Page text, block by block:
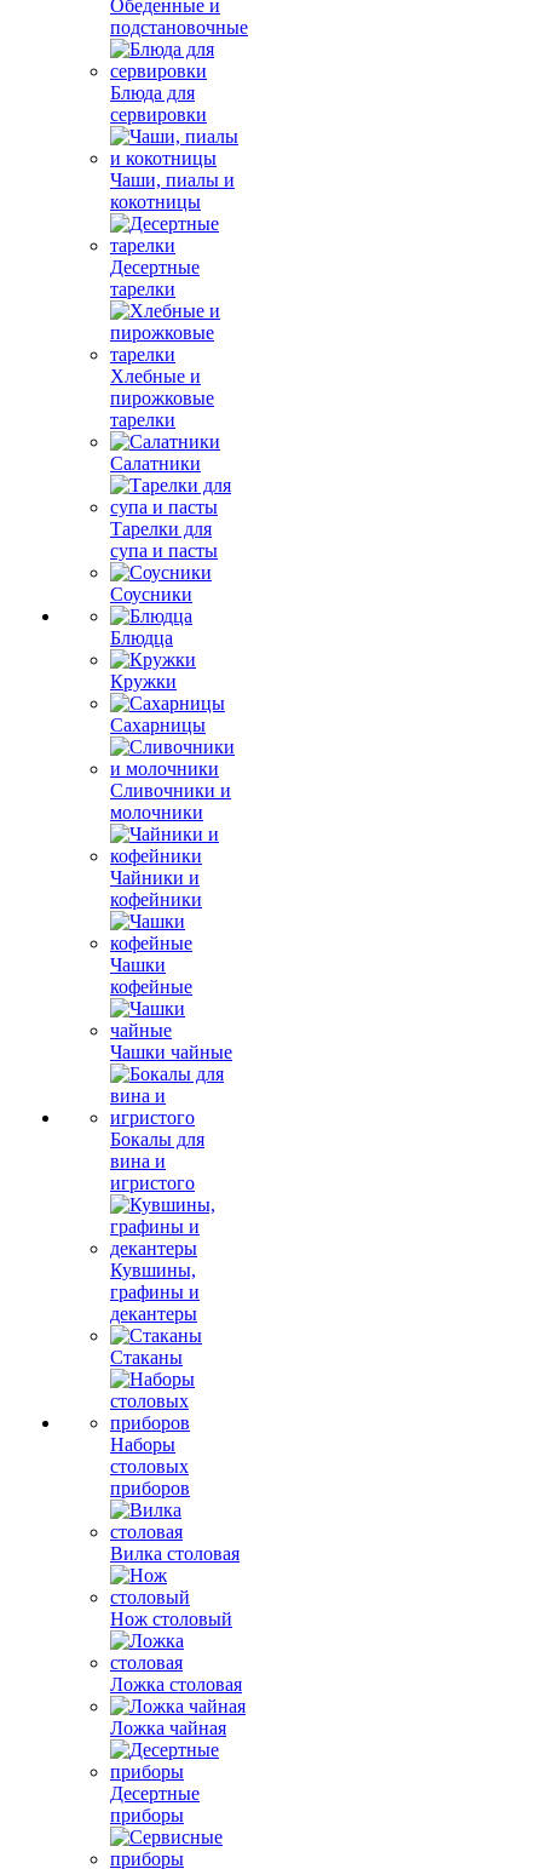
Обеденные и
подстановочные
Блюда для
сервировки
Чаши, пиалы и
кокотницы
Десертные
тарелки
Хлебные и
пирожковые
тарелки
Салатники
Тарелки для
супа и пасты
Соусники
Блюдца
Кружки
Сахарницы
Сливочники и
молочники
Чайники и
кофейники
Чашки
кофейные
Чашки чайные
Бокалы для
вина и
игристого
Кувшины,
графины и
декантеры
Стаканы
Наборы
столовых
приборов
Вилка столовая
Нож столовый
Ложка столовая
Ложка чайная
Десертные
приборы